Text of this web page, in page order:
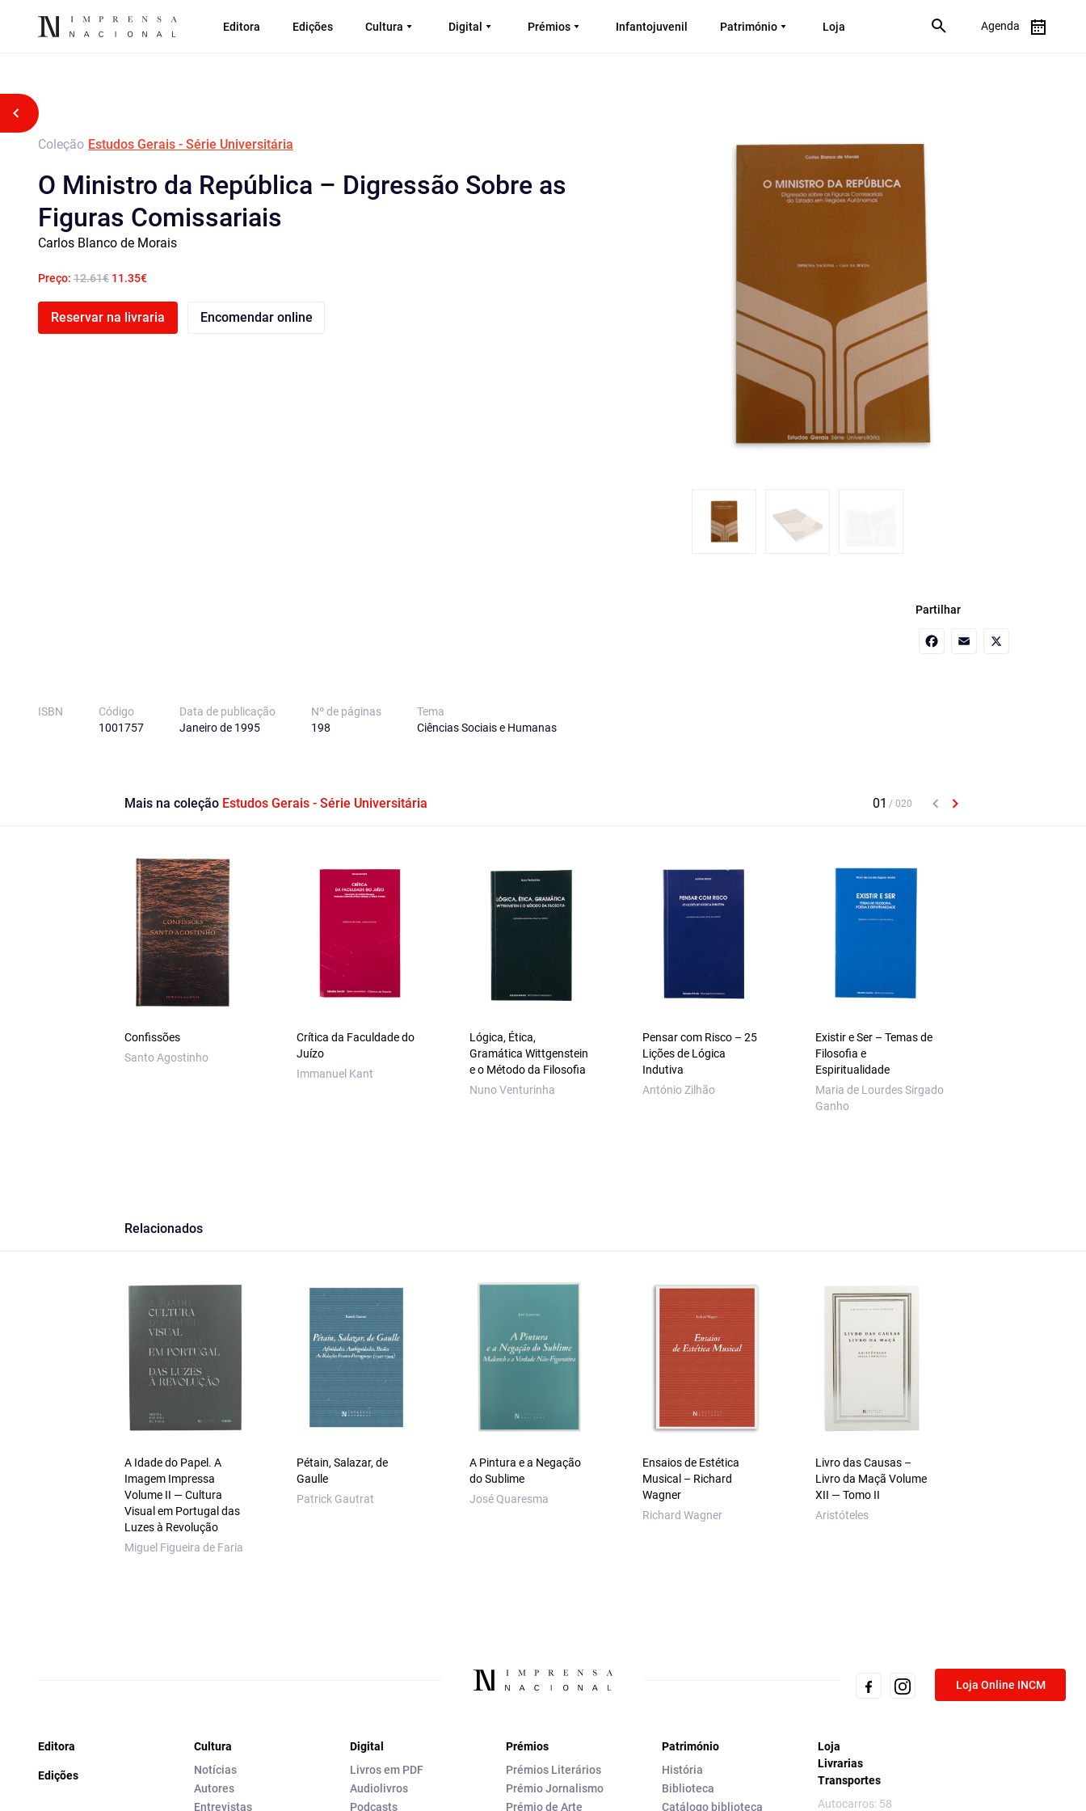
Editora Edições Cultura Digital Prémios Infantojuvenil Património Loja Agenda
Voltar atrás
Coleção Estudos Gerais - Série Universitária
O Ministro da República – Digressão Sobre as
Figuras Comissariais
Carlos Blanco de Morais
Preço: 12.61€ 11.35€
Reservar na livraria Encomendar online
Partilhar
ISBN
Código
1001757
Data de publicação
Janeiro de 1995
Nº de páginas
198
Tema
Ciências Sociais e Humanas
Mais na coleção Estudos Gerais - Série Universitária
Confissões
Santo Agostinho
Crítica da Faculdade do
Juízo
Immanuel Kant
Lógica, Ética,
Gramática Wittgenstein
e o Método da Filosofia
Nuno Venturinha
Pensar com Risco – 25
Lições de Lógica
Indutiva
António Zilhão
Existir e Ser – Temas de
Filosofia e
Espiritualidade
Maria de Lourdes Sirgado
Ganho
Relacionados
A Idade do Papel. A
Imagem Impressa
Volume II — Cultura
Visual em Portugal das
Luzes à Revolução
Miguel Figueira de Faria
Pétain, Salazar, de
Gaulle
Patrick Gautrat
A Pintura e a Negação
do Sublime
José Quaresma
Ensaios de Estética
Musical – Richard
Wagner
Richard Wagner
Livro das Causas –
Livro da Maçã Volume
XII — Tomo II
Aristóteles
Loja Online INCM
Editora
Edições
Cultura
Notícias
Autores
Entrevistas
Digital
Livros em PDF
Audiolivros
Podcasts
Prémios
Prémios Literários
Prémio Jornalismo
Prémio de Arte
Património
História
Biblioteca
Catálogo biblioteca
Loja
Livrarias
Transportes
Autocarros: 58